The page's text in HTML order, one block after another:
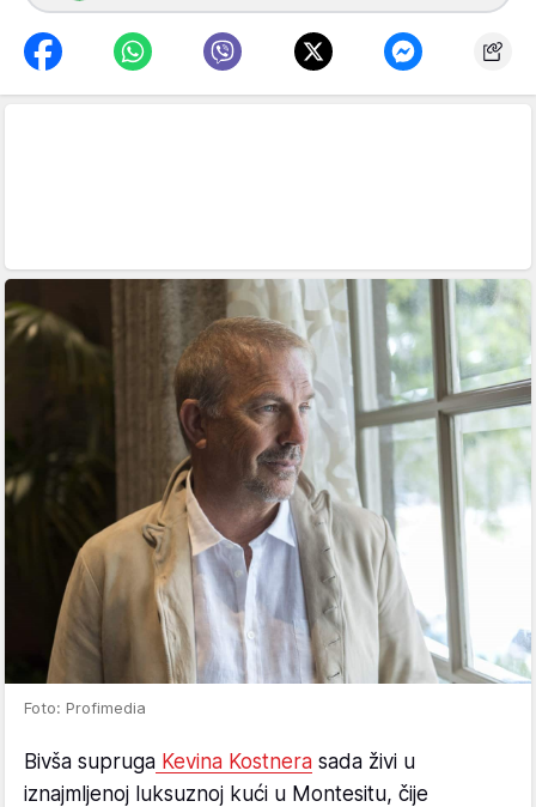
Foto: Profimedia
Bivša supruga Kevina Kostnera sada živi u
iznajmljenoj luksuznoj kući u Montesitu, čije